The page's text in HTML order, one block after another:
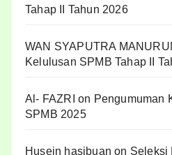
Tahap II Tahun 2026
WAN SYAPUTRA
Kelulusan SPMB Tahap II
Al- FAZRI on Pengumuman
SPMB 2025
Husein hasibuan on Seleksi